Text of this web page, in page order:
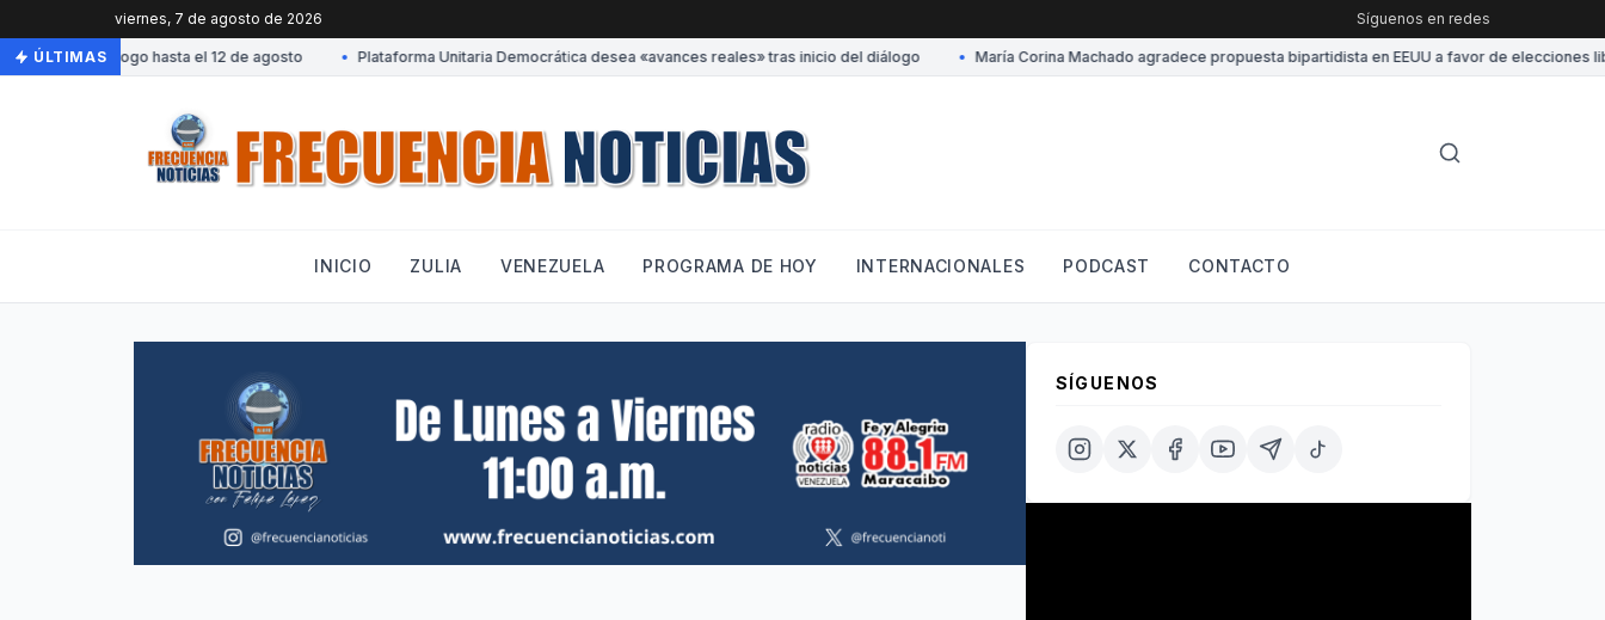
viernes, 7 de agosto de 2026 Síguenos en redes
ÚLTIMAS
de diálogo hasta el 12 de agosto Plataforma Unitaria Democrática desea «avances reales» tras inicio del diálogo María Corina Machado agradece propuesta bipartidista en EEUU a favor de elecciones
INICIO ZULIA VENEZUELA PROGRAMA DE HOY INTERNACIONALES PODCAST CONTACTO
SÍGUENOS